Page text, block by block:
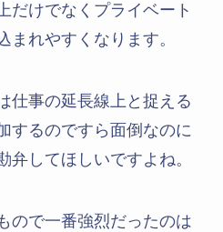
だけでなくプライベート
まれやすくなります。
仕事の延長線上と捉える
するのですら面倒なのに
弁してほしいですよね。
ので一番強烈だったのは